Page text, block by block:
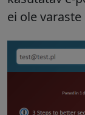
ei ole